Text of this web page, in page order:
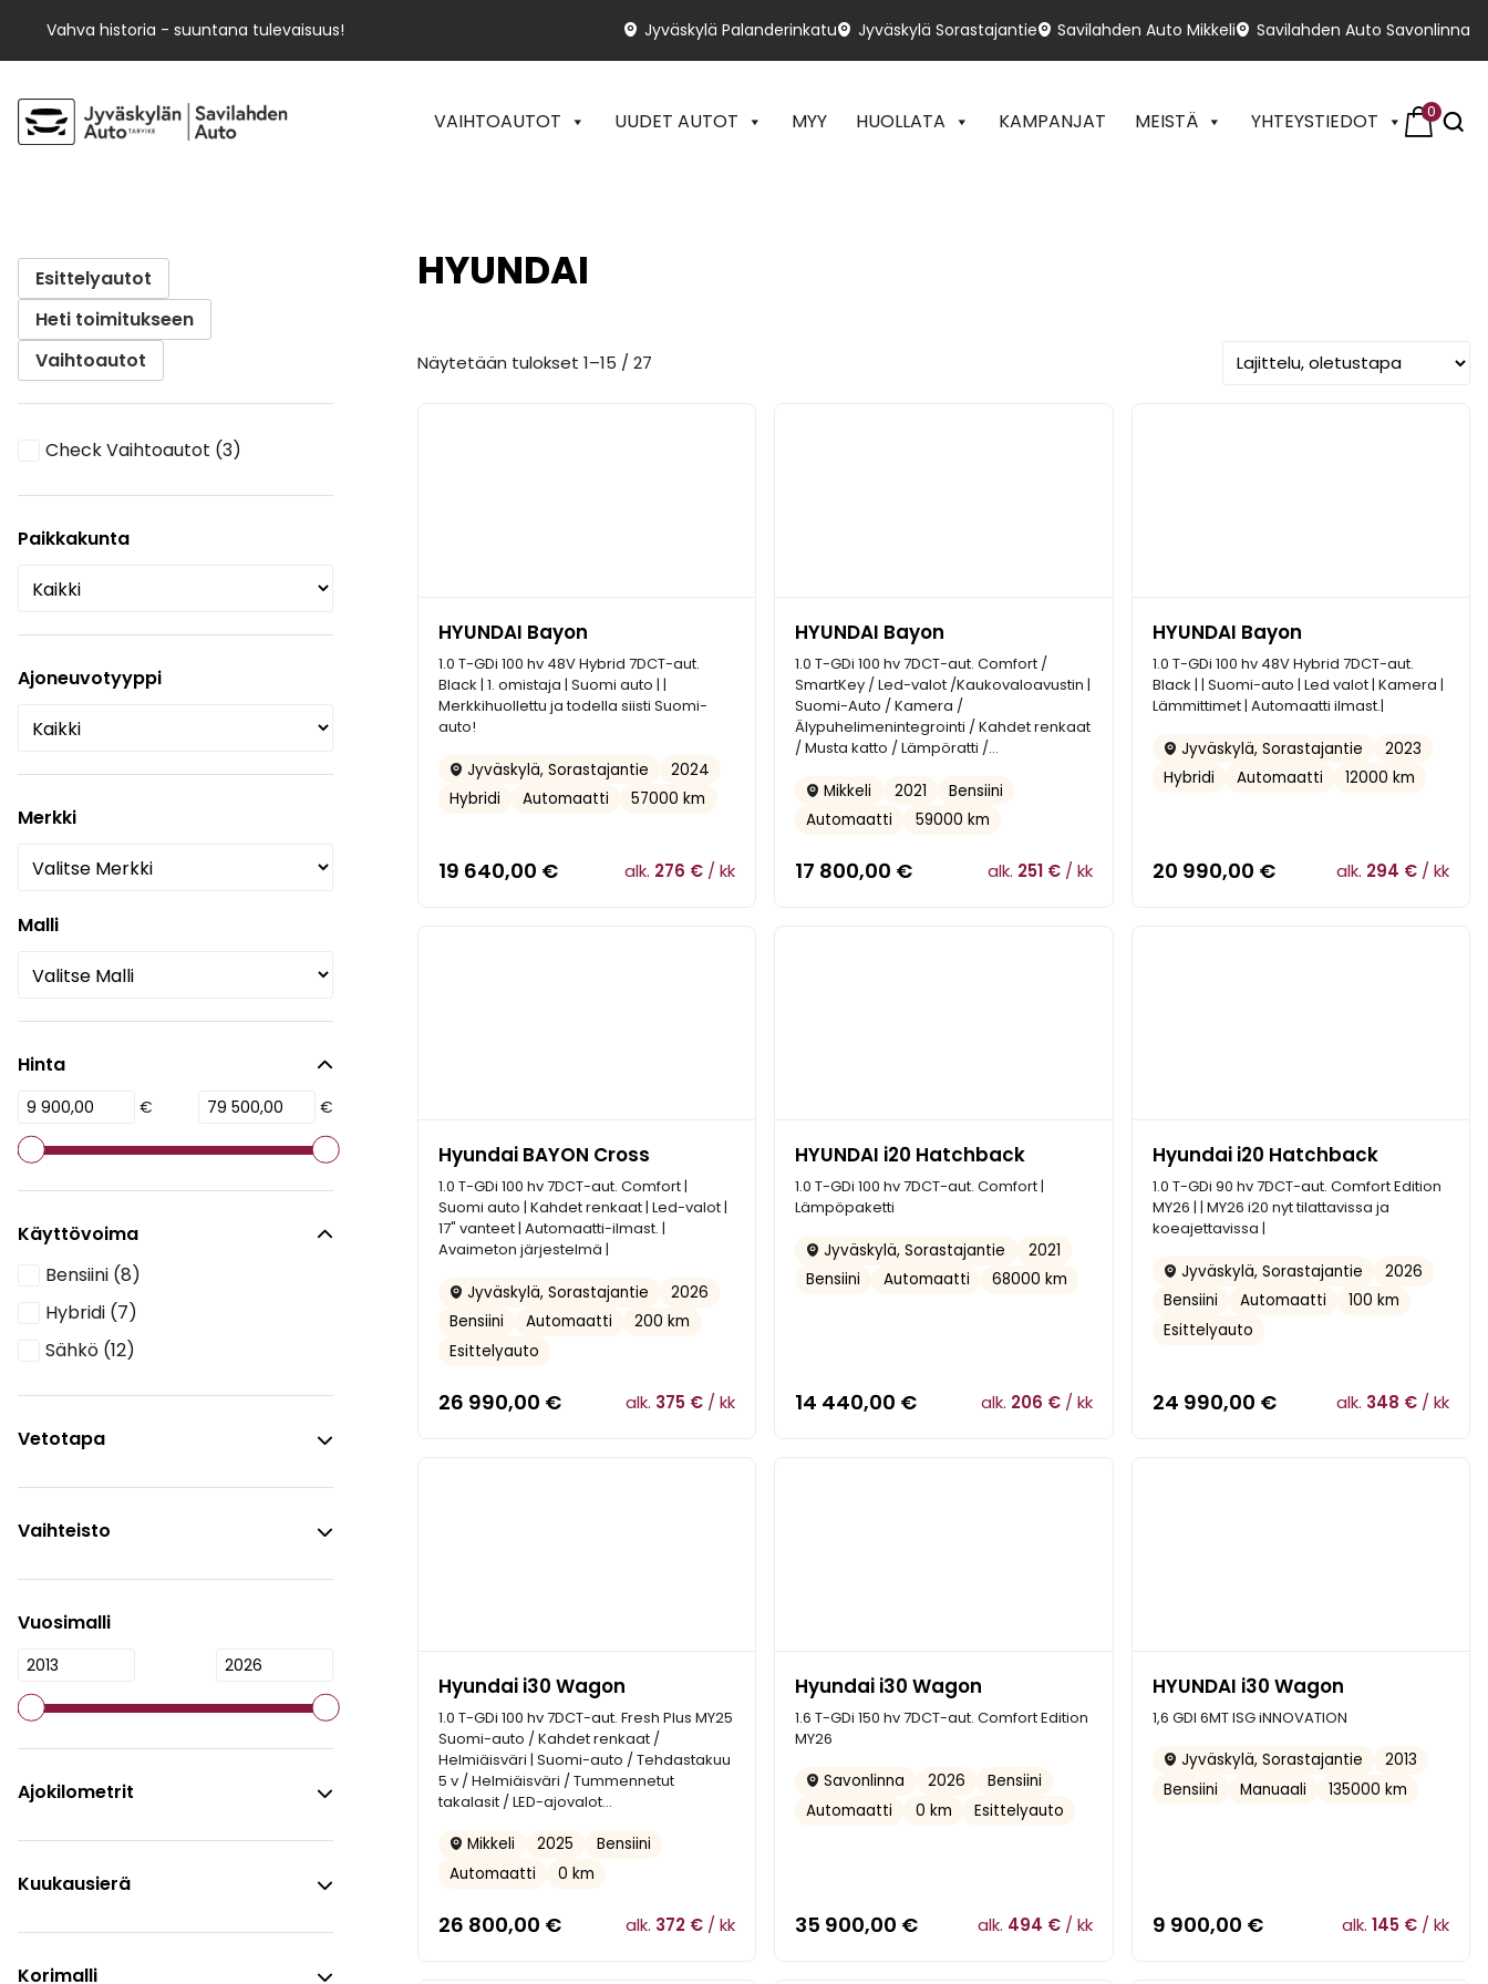
Vahva historia - suuntana tulevaisuus! Jyväskylä Palanderinkatu Jyväskylä Sorastajantie Savilahden Auto Mikkeli Savilahden Auto Savonlinna
VAIHTOAUTOT UUDET AUTOT MYY HUOLLATA KAMPANJAT MEISTÄ YHTEYSTIEDOT 0
Esittelyautot
Heti toimitukseen
Vaihtoautot
Check Vaihtoautot (3)
Paikkakunta
Ajoneuvotyyppi
Merkki
Malli
Hinta
€ €
Käyttövoima
Bensiini (8)
Hybridi (7)
Sähkö (12)
Vetotapa
Vaihteisto
Vuosimalli
Ajokilometrit
Kuukausierä
Korimalli
HYUNDAI
Näytetään tulokset 1–15 / 27
HYUNDAI Bayon
1.0 T-GDi 100 hv 48V Hybrid 7DCT-aut.
Black | 1. omistaja | Suomi auto | |
Merkkihuollettu ja todella siisti Suomi-
auto!
Jyväskylä, Sorastajantie
2024
Hybridi
Automaatti 57000 km
19 640,00 € alk. 276 € / kk
HYUNDAI Bayon
1.0 T-GDi 100 hv 7DCT-aut. Comfort /
SmartKey / Led-valot /Kaukovaloavustin |
Suomi-Auto / Kamera /
Älypuhelimenintegrointi / Kahdet renkaat
/ Musta katto / Lämpöratti /...
Mikkeli 2021
Bensiini
Automaatti
59000 km
17 800,00 € alk. 251 €/ kk
HYUNDAI Bayon
1.0 T-GDi 100 hv 48V Hybrid 7DCT-aut.
Black | | Suomi-auto | Led valot | Kamera |
Lämmittimet | Automaatti ilmast.|
Jyväskylä, Sorastajantie
2023
Hybridi
Automaatti 12000 km
20 990,00 € alk. 294 € / kk
Hyundai BAYON Cross
1.0 T-GDi 100 hv 7DCT-aut. Comfort |
Suomi auto | Kahdet renkaat | Led-valot |
17" vanteet | Automaatti-ilmast. |
Avaimeton järjestelmä |
Jyväskylä, Sorastajantie
2026
Bensiini
Automaatti
200 km
Esittelyauto
26 990,00 € alk. 375 € / kk
HYUNDAI i20 Hatchback
1.0 T-GDi 100 hv 7DCT-aut. Comfort |
Lämpöpaketti
Jyväskylä, Sorastajantie
2021
Bensiini
Automaatti 68000 km
14 440,00 € alk. 206 €/ kk
Hyundai i20 Hatchback
1.0 T-GDi 90 hv 7DCT-aut. Comfort Edition
MY26 | | MY26 i20 nyt tilattavissa ja
koeajettavissa |
Jyväskylä, Sorastajantie
2026
Bensiini
Automaatti
100 km
Esittelyauto
24 990,00 € alk. 348 € / kk
Hyundai i30 Wagon
1.0 T-GDi 100 hv 7DCT-aut. Fresh Plus MY25
Suomi-auto / Kahdet renkaat /
Helmiäisväri | Suomi-auto / Tehdastakuu
5 v / Helmiäisväri / Tummennetut
takalasit / LED-ajovalot...
Mikkeli 2025
Bensiini
Automaatti
0 km
26 800,00 € alk. 372 € / kk
Hyundai i30 Wagon
1.6 T-GDi 150 hv 7DCT-aut. Comfort Edition
MY26
Savonlinna 2026
Bensiini
Automaatti
0 km Esittelyauto
35 900,00 € alk. 494 €/ kk
HYUNDAI i30 Wagon
1,6 GDI 6MT ISG iNNOVATION
Jyväskylä, Sorastajantie
2013
Bensiini
Manuaali 135000 km
9 900,00 € alk. 145 € / kk